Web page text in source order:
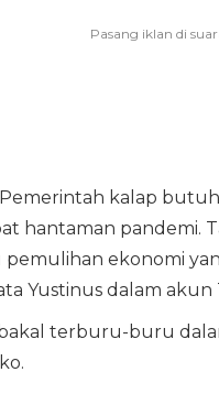
kalap
hantaman pandemi.
pemulihan ekonomi
Yustinus dalam akun
terburu-buru